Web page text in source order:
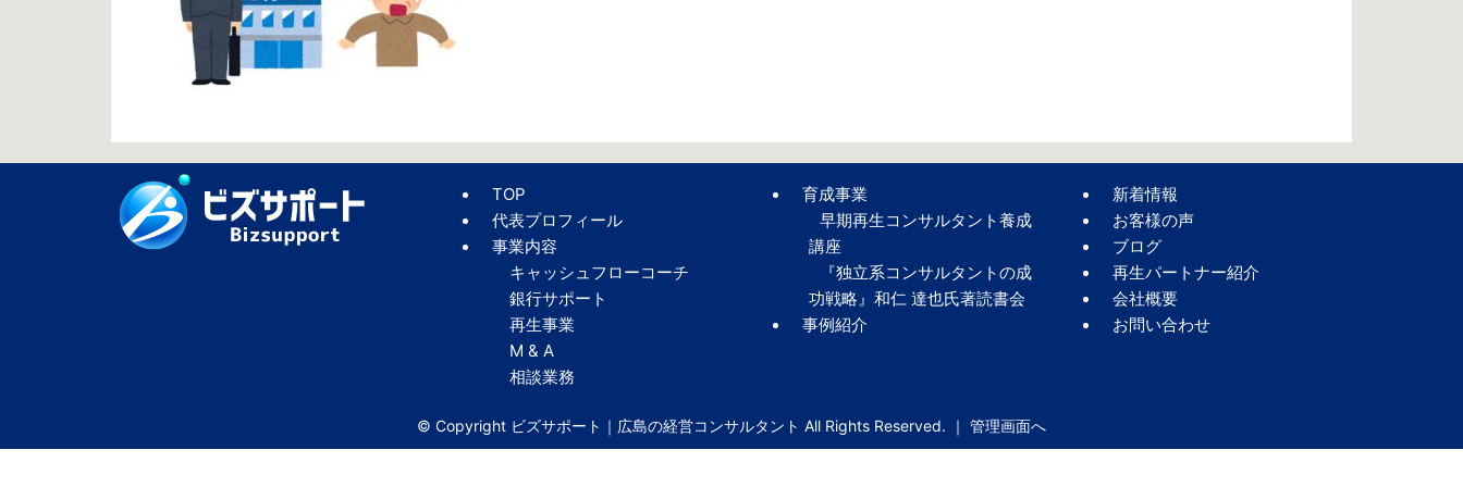
TOP
代表プロフィール
事業内容
キャッシュフローコーチ
銀行サポート
再生事業
M & A
相談業務
育成事業
早期再生コンサルタント養成
講座
『独立系コンサルタントの成
功戦略』和仁 達也氏著読書会
事例紹介
新着情報
お客様の声
ブログ
再生パートナー紹介
会社概要
お問い合わせ
© Copyright ビズサポート｜広島の経営コンサルタント All Rights Reserved. ｜ 管理画面へ